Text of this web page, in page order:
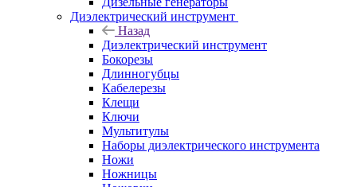
Диэлектрический инструмент
Назад
Диэлектрический инструмент
Бокорезы
Длинногубцы
Кабелерезы
Клещи
Ключи
Мультитулы
Наборы диэлектрического инструмента
Ножи
Ножницы